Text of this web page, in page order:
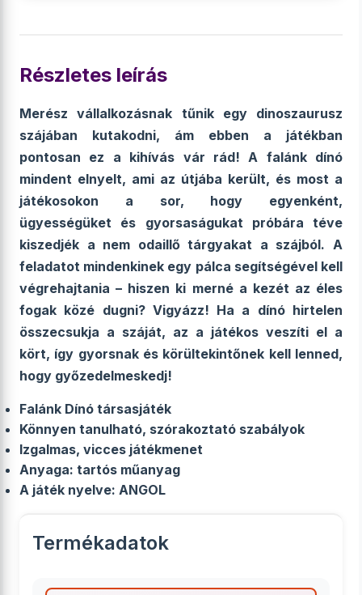
Részletes leírás
Merész vállalkozásnak tűnik egy dinoszaurusz
szájában kutakodni, ám ebben a játékban
pontosan ez a kihívás vár rád! A falánk dínó
mindent elnyelt, ami az útjába került, és most a
játékosokon a sor, hogy egyenként,
ügyességüket és gyorsaságukat próbára téve
kiszedjék a nem odaillő tárgyakat a szájból. A
feladatot mindenkinek egy pálca segítségével kell
végrehajtania – hiszen ki merné a kezét az éles
fogak közé dugni? Vigyázz! Ha a dínó hirtelen
összecsukja a száját, az a játékos veszíti el a
kört, így gyorsnak és körültekintőnek kell lenned,
hogy győzedelmeskedj!
Falánk Dínó társasjáték
Könnyen tanulható, szórakoztató szabályok
Izgalmas, vicces játékmenet
Anyaga: tartós műanyag
A játék nyelve: ANGOL
Termékadatok